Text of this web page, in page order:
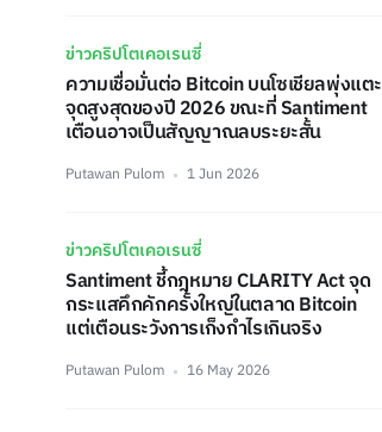
ข่าวคริปโตเคอเรนซี่
ความเชื่อมั่นต่อ Bitcoin บนโซเชียลพุ่งแตะ
จุดสูงสุดของปี 2026 ขณะที่ Santiment
เตือนอาจเป็นสัญญาณลบระยะสั้น
Putawan Pulom 1 Jun 2026
ข่าวคริปโตเคอเรนซี่
Santiment ชี้กฎหมาย CLARITY Act จุด
กระแสคึกคักครั้งใหญ่ในตลาด Bitcoin
แต่เตือนระวังการเก็งกำไรเกินจริง
Putawan Pulom 16 May 2026